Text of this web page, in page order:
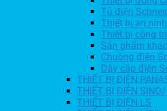
Tủ điện
Thiết bị an ninh
Thiết bị công
Sản phẩm
Chuông điện
Dây cáp điện
THIẾT BỊ ĐIỆN
THIẾT BỊ ĐIỆN SINO/
THIẾT BỊ ĐIỆN LS